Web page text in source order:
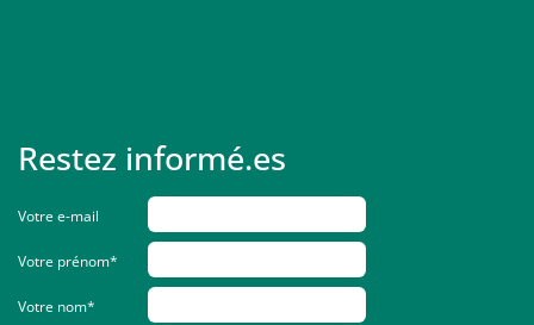
Restez informé.es
Votre e-mail
Votre prénom*
Votre nom*